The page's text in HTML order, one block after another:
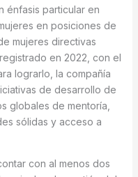
énfasis particular en
en posiciones de
mujeres directivas
en 2022, con el
lograrlo, la compañía
de desarrollo de
globales de mentoría,
sólidas y acceso a
con al menos dos